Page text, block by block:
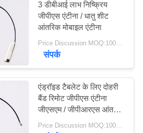
५जी एंटीना
69
3 डीबीआई लाभ निष्क्रिय
जीपीएस एंटीना / धातु शीट
आंतरिक मोबाइल एंटीना
Price Discussion MOQ:100PCS
संपर्क
एंड्रॉइड टैबलेट के लिए दोहरी
बैंड रिमोट जीपीएस एंटीना
जीएसएम / जीपीआरएस आंतरिक
एंटीना
Price Discussion MOQ:100PCS